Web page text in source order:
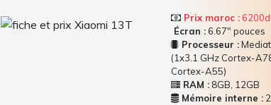
Prix maroc :
Écran :6.67" pouces
Processeur :
(1x3.1 GHz Cortex-
Cortex-A55)
RAM : 8GB, 12GB
Mémoire interne :